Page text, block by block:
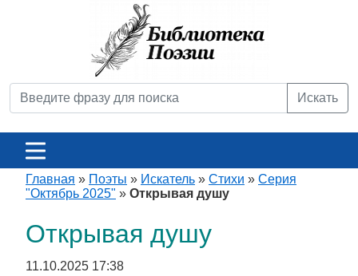
Искать
Главная » Поэты » Искатель » Стихи » Серия
"Октябрь 2025" » Открывая душу
Открывая душу
11.10.2025 17:38